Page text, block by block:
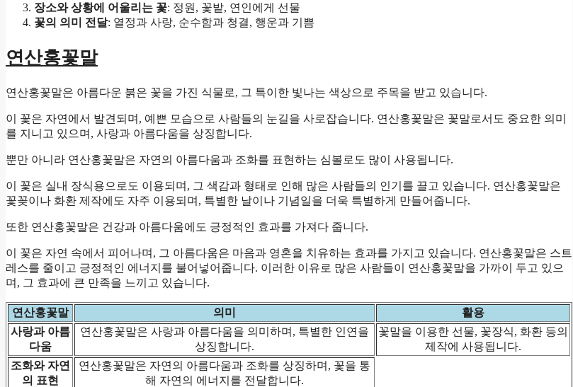
장소와 상황에 어울리는 꽃: 정원, 꽃밭, 연인에게 선물
꽃의 의미 전달: 열정과 사랑, 순수함과 청결, 행운과 기쁨
연산홍꽃말
연산홍꽃말은 아름다운 붉은 꽃을 가진 식물로, 그 특이한 빛나는 색상으로 주목을 받고 있습니다.
이 꽃은 자연에서 발견되며, 예쁜 모습으로 사람들의 눈길을 사로잡습니다. 연산홍꽃말은 꽃말로서도 중요한 의미
를 지니고 있으며, 사랑과 아름다움을 상징합니다.
뿐만 아니라 연산홍꽃말은 자연의 아름다움과 조화를 표현하는 심볼로도 많이 사용됩니다.
이 꽃은 실내 장식용으로도 이용되며, 그 색감과 형태로 인해 많은 사람들의 인기를 끌고 있습니다. 연산홍꽃말은
꽃꽂이나 화환 제작에도 자주 이용되며, 특별한 날이나 기념일을 더욱 특별하게 만들어줍니다.
또한 연산홍꽃말은 건강과 아름다움에도 긍정적인 효과를 가져다 줍니다.
이 꽃은 자연 속에서 피어나며, 그 아름다움은 마음과 영혼을 치유하는 효과를 가지고 있습니다. 연산홍꽃말은 스트
레스를 줄이고 긍정적인 에너지를 불어넣어줍니다. 이러한 이유로 많은 사람들이 연산홍꽃말을 가까이 두고 있으
며, 그 효과에 큰 만족을 느끼고 있습니다.
연산홍꽃말 의미
활용
사랑과 아름
다움
연산홍꽃말은 사랑과 아름다움을 의미하며, 특별한 인연을
상징합니다.
꽃말을 이용한 선물, 꽃장식, 화환 등의
제작에 사용됩니다.
조화와 자연
의 표현
연산홍꽃말은 자연의 아름다움과 조화를 상징하며, 꽃을 통
해 자연의 에너지를 전달합니다.